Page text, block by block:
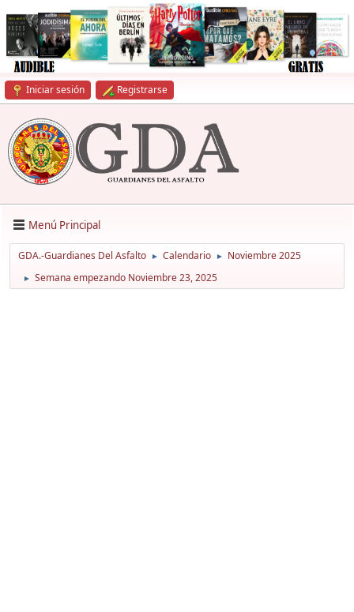
Iniciar sesión Registrarse
Menú Principal
GDA.-Guardianes Del Asfalto ► Calendario ► Noviembre 2025
► Semana empezando Noviembre 23, 2025